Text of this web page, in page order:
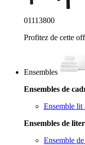
0111 3757
Profitez de cette
Ensembles
Ensembles de
Ensemble lit
Ensembles de
Ensemble